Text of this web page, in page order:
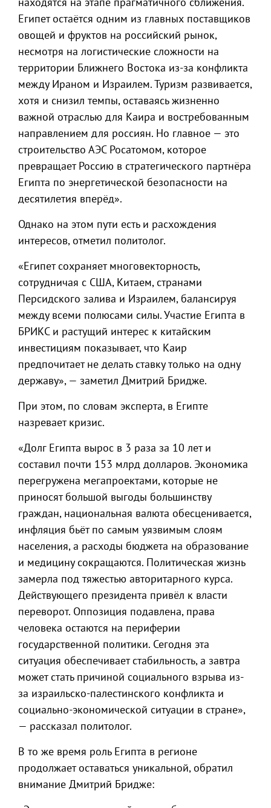
Египет остаётся одним из главных поставщиков
овощей и фруктов на российский рынок,
несмотря на логистические сложности на
территории Ближнего Востока из-за конфликта
между Ираном и Израилем. Туризм развивается,
хотя и снизил темпы, оставаясь жизненно
важной отраслью для Каира и востребованным
направлением для россиян. Но главное — это
строительство АЭС Росатомом, которое
превращает Россию в стратегического партнёра
Египта по энергетической безопасности на
десятилетия вперёд».
Однако на этом пути есть и расхождения
интересов, отметил политолог.
«Египет сохраняет многовекторность,
сотрудничая с США, Китаем, странами
Персидского залива и Израилем, балансируя
между всеми полюсами силы. Участие Египта в
БРИКС и растущий интерес к китайским
инвестициям показывает, что Каир
предпочитает не делать ставку только на одну
державу», — заметил Дмитрий Бридже.
При этом, по словам эксперта, в Египте
назревает кризис.
«Долг Египта вырос в 3 раза за 10 лет и
составил почти 153 млрд долларов. Экономика
перегружена мегапроектами, которые не
приносят большой выгоды большинству
граждан, национальная валюта обесценивается,
инфляция бьёт по самым уязвимым слоям
населения, а расходы бюджета на образование
и медицину сокращаются. Политическая жизнь
замерла под тяжестью авторитарного курса.
Действующего президента привёл к власти
переворот. Оппозиция подавлена, права
человека остаются на периферии
государственной политики. Сегодня эта
ситуация обеспечивает стабильность, а завтра
может стать причиной социального взрыва из-
за израильско-палестинского конфликта и
социально-экономической ситуации в стране»,
— рассказал политолог.
В то же время роль Египта в регионе
продолжает оставаться уникальной, обратил
внимание Дмитрий Бридже: